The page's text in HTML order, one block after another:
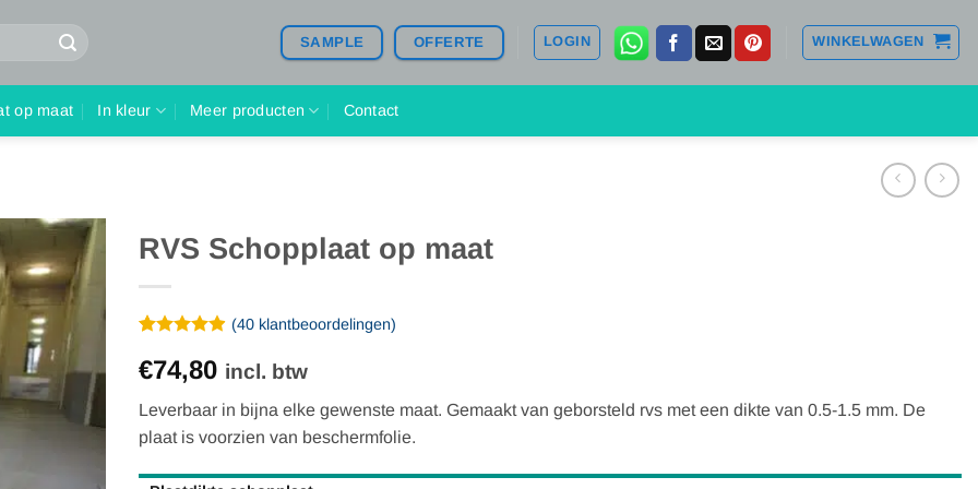
SAMPLE OFFERTE LOGIN WINKELWAGEN
op maat In kleur Meer producten Contact
RVS Schopplaat op maat
4.9op 5
gebaseerd
op
klantbeoordelingen
(40klantbeoordelingen)
€74,80 incl. btw
Leverbaar in bijna elke gewenste maat. Gemaakt van geborsteld rvs met een dikte van 0.5-1.5 mm. De
plaat is voorzien van beschermfolie.